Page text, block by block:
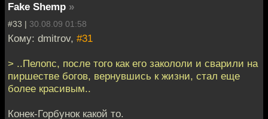
Fake Shemp »
#33 | 30.08.09 01:58
Кому: dmitrov, #31
> ..Пелопс, после того как его закололи и сварили на
пиршестве богов, вернувшись к жизни, стал еще
более красивым..
Конек-Горбунок какой то.